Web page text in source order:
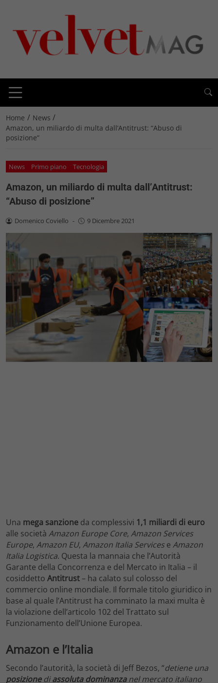
Home / News /
Amazon, un miliardo di multa dall’Antitrust: “Abuso di
posizione”
News Primo piano Tecnologia
Amazon, un miliardo di multa dall’Antitrust:
“Abuso di posizione”
Domenico Coviello - 9 Dicembre 2021
Una mega sanzione da complessivi 1,1 miliardi di euro
alle società Amazon Europe Core, Amazon Services
Europe, Amazon EU, Amazon Italia Services e Amazon
Italia Logistica. Questa la mannaia che l’Autorità
Garante della Concorrenza e del Mercato in Italia – il
cosiddetto Antitrust– ha calato sul colosso del
commercio online mondiale. Il formale titolo giuridico in
base al quale l’Antitrust ha comminato la maxi multa è
la violazione dell’articolo 102 del Trattato sul
Funzionamento dell’Unione Europea.
Amazon e l’Italia
Secondo l’autorità, la società di Jeff Bezos, “detiene una
posizionediassoluta dominanzanel mercato italiano